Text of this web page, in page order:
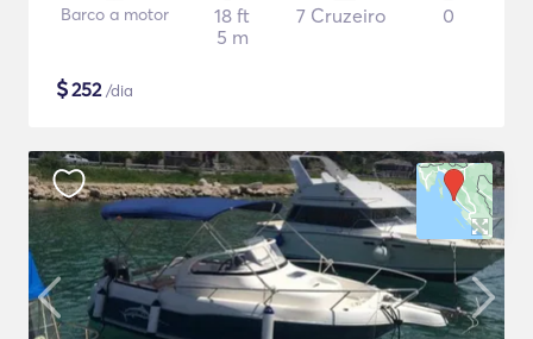
Barco a motor
18 ft
5 m
7 Cruzeiro 0
$252/dia